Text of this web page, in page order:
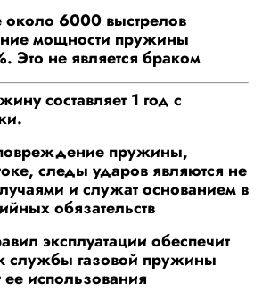
около 6000 выстрелов
мощности пружины
Это не является браком
составляет 1 год с
пружины,
следы ударов являются не
и служат основанием в
обязательств
эксплуатации обеспечит
службы газовой пружины
ее использования